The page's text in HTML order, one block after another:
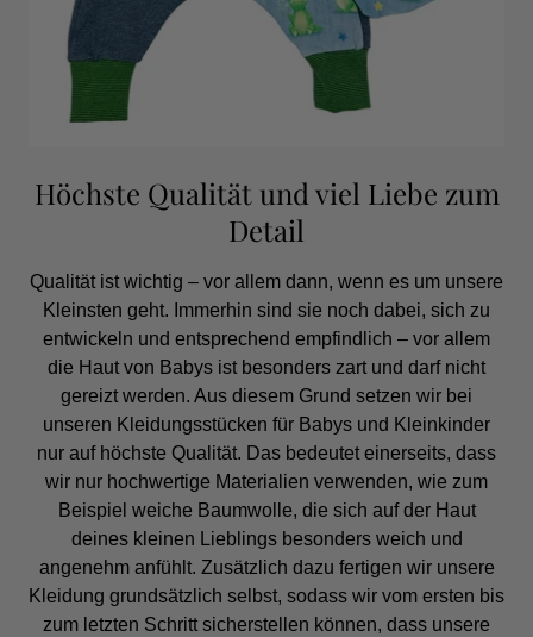
Höchste Qualität und viel Liebe zum
Detail
Qualität ist wichtig – vor allem dann, wenn es um unsere
Kleinsten geht. Immerhin sind sie noch dabei, sich zu
entwickeln und entsprechend empfindlich – vor allem
die Haut von Babys ist besonders zart und darf nicht
gereizt werden. Aus diesem Grund setzen wir bei
unseren Kleidungsstücken für Babys und Kleinkinder
nur auf höchste Qualität. Das bedeutet einerseits, dass
wir nur hochwertige Materialien verwenden, wie zum
Beispiel weiche Baumwolle, die sich auf der Haut
deines kleinen Lieblings besonders weich und
angenehm anfühlt. Zusätzlich dazu fertigen wir unsere
Kleidung grundsätzlich selbst, sodass wir vom ersten bis
zum letzten Schritt sicherstellen können, dass unsere